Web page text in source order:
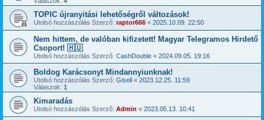
TOPIC újranyitási lehetőségről változások!
Utolsó hozzászólás Szerző: raptor666 « 2025.10.09. 22:50
Nem hittem, de valóban kifizetett! Magyar Telegramos Hirdető
Csoport! 🇭🇺
Utolsó hozzászólás Szerző: CashDouble « 2024.09.05. 19:16
Boldog Karácsonyt Mindannyiunknak!
Utolsó hozzászólás Szerző: Gisell « 2023.12.25. 11:59
Válaszok: 1
Kimaradás
Utolsó hozzászólás Szerző: Admin « 2023.05.13. 10:41